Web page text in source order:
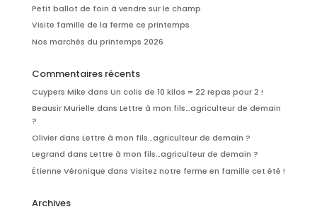
Petit ballot de foin à vendre sur le champ
Visite famille de la ferme ce printemps
Nos marchés du printemps 2026
Commentaires récents
Cuypers Mike dans Un colis de 10 kilos = 22 repas pour 2 !
Beausir Murielle dans Lettre à mon fils…agriculteur de demain
?
Olivierdans Lettre à mon fils…agriculteur de demain ?
Legrand dans Lettre à mon fils…agriculteur de demain ?
Étienne Véronique dans Visitez notre ferme en famille cet été !
Archives